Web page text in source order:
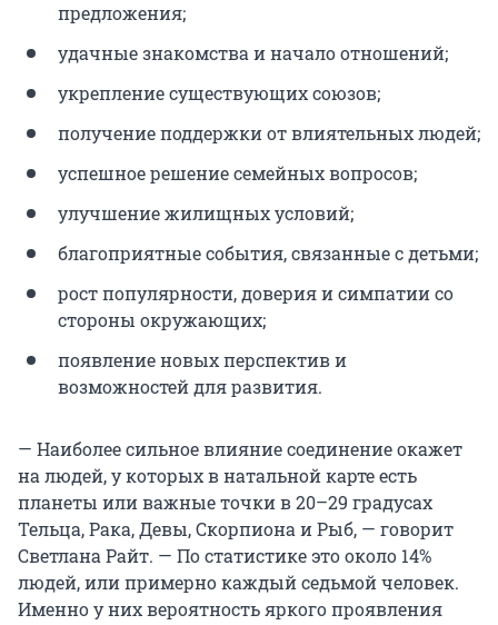
предложения;
удачные знакомства и начало отношений;
укрепление существующих союзов;
получение поддержки от влиятельных людей;
успешное решение семейных вопросов;
улучшение жилищных условий;
благоприятные события, связанные с детьми;
рост популярности, доверия и симпатии со
стороны окружающих;
появление новых перспектив и
возможностей для развития.
— Наиболее сильное влияние соединение окажет
на людей, у которых в натальной карте есть
планеты или важные точки в 20–29 градусах
Тельца, Рака, Девы, Скорпиона и Рыб, — говорит
Светлана Райт. — По статистике это около 14%
людей, или примерно каждый седьмой человек.
Именно у них вероятность яркого проявления